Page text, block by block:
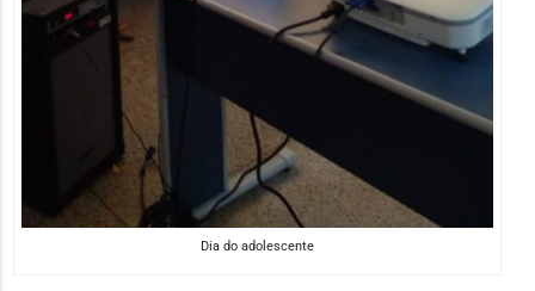
Dia do adolescente